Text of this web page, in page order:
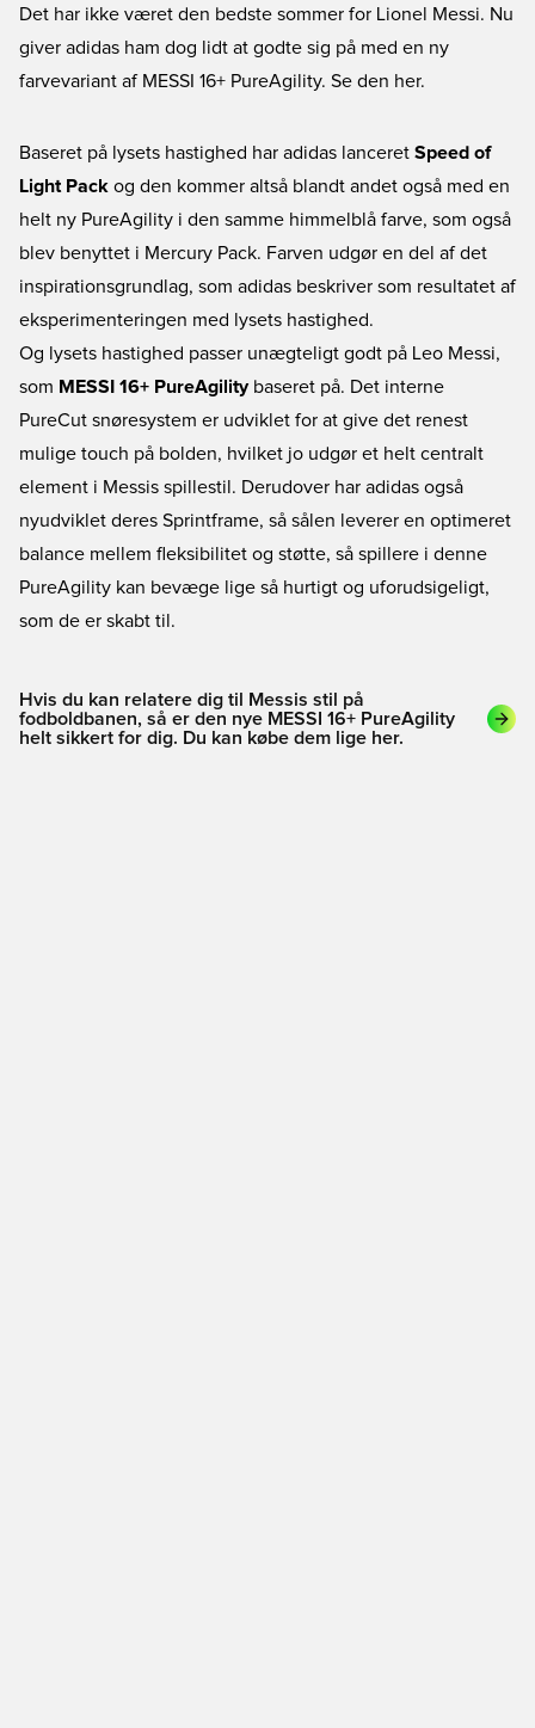
Det har ikke været den bedste sommer for Lionel Messi. Nu
giver adidas ham dog lidt at godte sig på med en ny
farvevariant af MESSI 16+ PureAgility. Se den her.
Baseret på lysets hastighed har adidas lanceret Speed of
Light Pack og den kommer altså blandt andet også med en
helt ny PureAgility i den samme himmelblå farve, som også
blev benyttet i Mercury Pack. Farven udgør en del af det
inspirationsgrundlag, som adidas beskriver som resultatet af
eksperimenteringen med lysets hastighed.
Og lysets hastighed passer unægteligt godt på Leo Messi,
som MESSI 16+ PureAgilitybaseret på. Det interne
PureCut snøresystem er udviklet for at give det renest
mulige touch på bolden, hvilket jo udgør et helt centralt
element i Messis spillestil. Derudover har adidas også
nyudviklet deres Sprintframe, så sålen leverer en optimeret
balance mellem fleksibilitet og støtte, så spillere i denne
PureAgility kan bevæge lige så hurtigt og uforudsigeligt,
som de er skabt til.
Hvis du kan relatere dig til Messis stil på
fodboldbanen, så er den nye MESSI 16+ PureAgility
helt sikkert for dig. Du kan købe dem lige her.